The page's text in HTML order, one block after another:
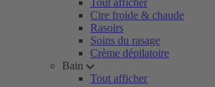
Tout afficher
Cire froide & chaude
Rasoirs
Soins du rasage
Crème dépilatoire
Bain
Tout afficher